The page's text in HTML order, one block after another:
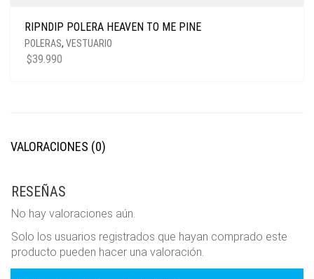
RIPNDIP POLERA HEAVEN TO ME PINE
POLERAS, VESTUARIO
$39.990
VALORACIONES (0)
RESEÑAS
No hay valoraciones aún.
Solo los usuarios registrados que hayan comprado este
producto pueden hacer una valoración.